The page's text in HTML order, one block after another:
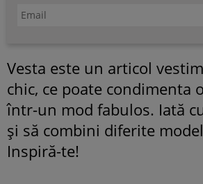
Vesta este un articol
chic, ce poate condimenta
într-un mod fabulos. Iată
şi să combini diferite
Inspiră-te!